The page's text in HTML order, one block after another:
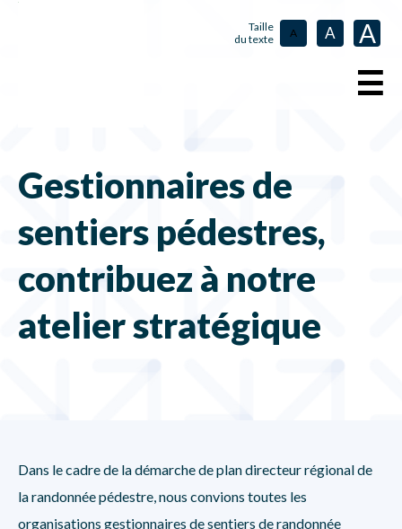
Taille
du texte
A A A
☰
Gestionnaires de
sentiers pédestres,
contribuez à notre
atelier stratégique
Dans le cadre de la démarche de plan directeur régional de
la randonnée pédestre, nous convions toutes les
organisations gestionnaires de sentiers de randonnée